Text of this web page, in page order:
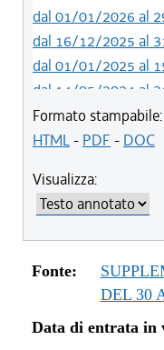
dal 01/01/2026 al
dal 16/12/2025 al
dal 01/01/2025 al
dal 14/05/2024 al
dal 12/08/2023 al
dal 05/08/2022 al
dal 12/08/2021 al
dal 26/02/2021 al
dal 02/07/2020 al
dal 01/01/2020 al
dal 07/11/2019 al
dal 01/05/2019 al
Formato stampabile:
HTML- PDF - DOC
Visualizza:
Fonte:
DEL 30
Data di entrata in